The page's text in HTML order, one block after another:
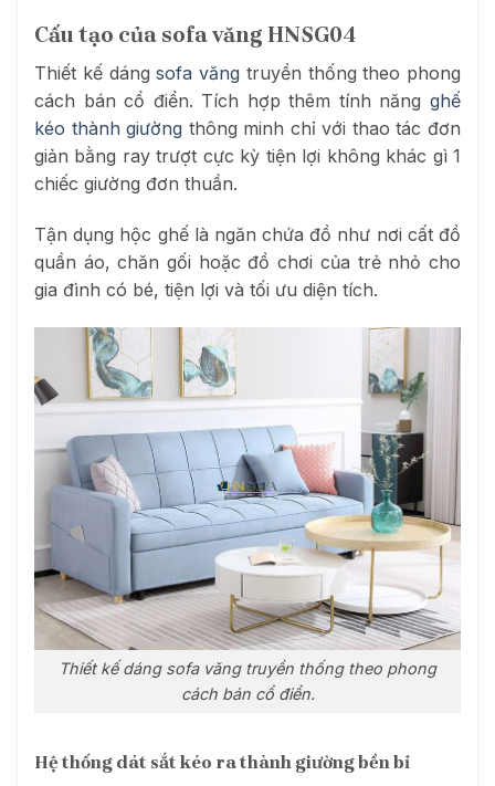
Cấu tạo của sofa văng HNSG04
Thiết kế dángsofa văng truyền thống theo phong
cách bán cổ điển. Tích hợp thêm tính năng ghế
kéo thành giường thông minh chỉ với thao tác đơn
giản bằng ray trượt cực kỳ tiện lợi không khác gì 1
chiếc giường đơn thuần.
Tận dụng hộc ghế là ngăn chứa đồ như nơi cất đồ
quần áo, chăn gối hoặc đồ chơi của trẻ nhỏ cho
gia đình có bé, tiện lợi và tối ưu diện tích.
Thiết kế dáng sofa văng truyền thống theo phong
cách bán cổ điển.
Hệ thống dát sắt kéo ra thành giường bền bỉ